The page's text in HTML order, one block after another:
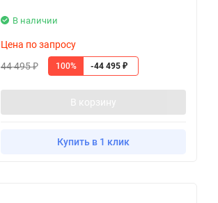
В наличии
Цена по запросу
44 495₽ 100% -44 495 ₽
В корзину
Купить в 1 клик